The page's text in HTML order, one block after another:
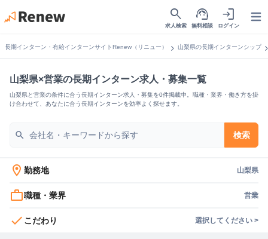
search
求人検索
support_agent
無料相談
login
ログイン
長期インターン・有給インターンサイトRenew（リニュー） chevron_right 山梨県の長期インターンシップ
山梨県×営業の長期インターン求人・募集一覧
山梨県と営業の条件に合う長期インターン求人・募集を0件掲載中。職種・業界・働き方を掛
け合わせて、あなたに合う長期インターンを効率よく探せます。
search 検索
location_on 勤務地 山梨県
work_outline職種・業界 営業
check こだわり 選択してください >